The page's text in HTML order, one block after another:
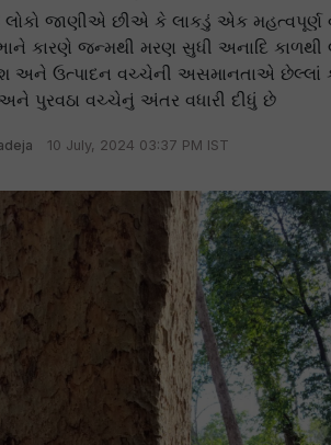
જાણીએ છીએ કે લાકડું એક મહત્વપૂર્ણ
કારણે જન્મથી મરણ સુધી અનાદિ કાળથી
અને ઉત્પાદન વચ્ચેની અસમાનતાએ છેલ્લાં
અને પુરવઠા વચ્ચેનું અંતર વધારી દીધું છે
10 July, 2024 03:37 PM IST